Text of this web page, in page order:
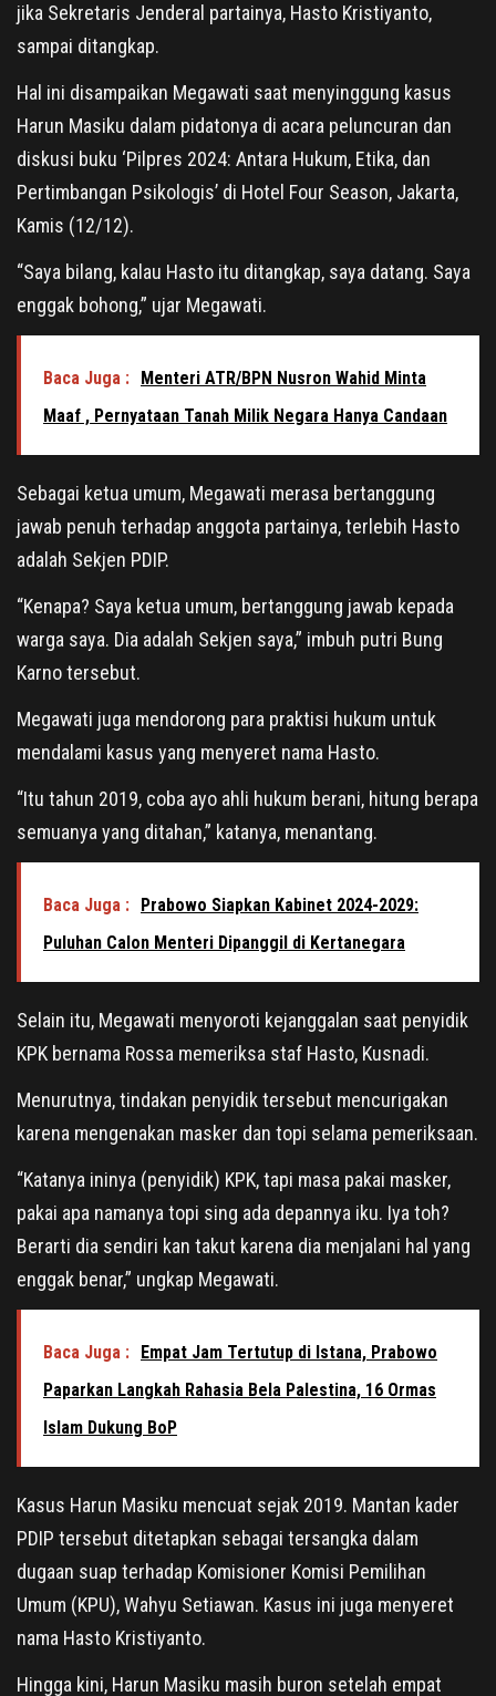
jika Sekretaris Jenderal partainya, Hasto Kristiyanto,
sampai ditangkap.
Hal ini disampaikan Megawati saat menyinggung kasus
Harun Masiku dalam pidatonya di acara peluncuran dan
diskusi buku ‘Pilpres 2024: Antara Hukum, Etika, dan
Pertimbangan Psikologis’ di Hotel Four Season, Jakarta,
Kamis (12/12).
“Saya bilang, kalau Hasto itu ditangkap, saya datang. Saya
enggak bohong,” ujar Megawati.
Baca Juga :
Menteri ATR/BPN Nusron Wahid Minta
Maaf , Pernyataan Tanah Milik Negara Hanya Candaan
Sebagai ketua umum, Megawati merasa bertanggung
jawab penuh terhadap anggota partainya, terlebih Hasto
adalah Sekjen PDIP.
“Kenapa? Saya ketua umum, bertanggung jawab kepada
warga saya. Dia adalah Sekjen saya,” imbuh putri Bung
Karno tersebut.
Megawati juga mendorong para praktisi hukum untuk
mendalami kasus yang menyeret nama Hasto.
“Itu tahun 2019, coba ayo ahli hukum berani, hitung berapa
semuanya yang ditahan,” katanya, menantang.
Baca Juga :
Prabowo Siapkan Kabinet 2024-2029:
Puluhan Calon Menteri Dipanggil di Kertanegara
Selain itu, Megawati menyoroti kejanggalan saat penyidik
KPK bernama Rossa memeriksa staf Hasto, Kusnadi.
Menurutnya, tindakan penyidik tersebut mencurigakan
karena mengenakan masker dan topi selama pemeriksaan.
“Katanya ininya (penyidik) KPK, tapi masa pakai masker,
pakai apa namanya topi sing ada depannya iku. Iya toh?
Berarti dia sendiri kan takut karena dia menjalani hal yang
enggak benar,” ungkap Megawati.
Baca Juga :
Empat Jam Tertutup di Istana, Prabowo
Paparkan Langkah Rahasia Bela Palestina, 16 Ormas
Islam Dukung BoP
Kasus Harun Masiku mencuat sejak 2019. Mantan kader
PDIP tersebut ditetapkan sebagai tersangka dalam
dugaan suap terhadap Komisioner Komisi Pemilihan
Umum (KPU), Wahyu Setiawan. Kasus ini juga menyeret
nama Hasto Kristiyanto.
Hingga kini, Harun Masiku masih buron setelah empat